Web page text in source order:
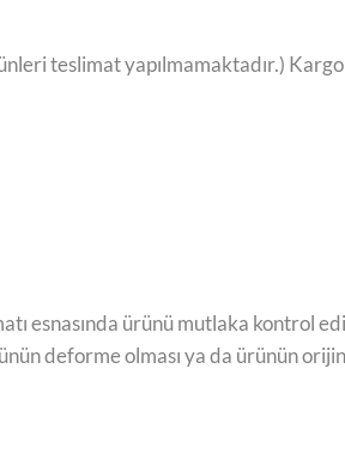
teslimat yapılmamaktadır.)
esnasında ürünü mutlaka kontrol
deforme olması ya da ürünün